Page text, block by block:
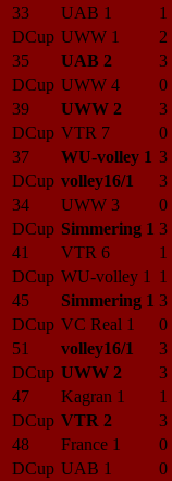
33
UAB 1 1
DCup UWW 1 2
35
UAB 2 3
DCup UWW 4 0
39
UWW 2 3
DCup VTR 7 0
37
WU-volley 1 3
DCup volley16/1 3
34
UWW 3 0
DCup Simmering 1 3
41
VTR 6 1
DCup WU-volley 1 1
45
Simmering 1 3
DCup VC Real 1 0
51
volley16/1 3
DCup UWW 2 3
47
Kagran 1 1
DCup VTR 2 3
48
France 1 0
DCup UAB 1 0